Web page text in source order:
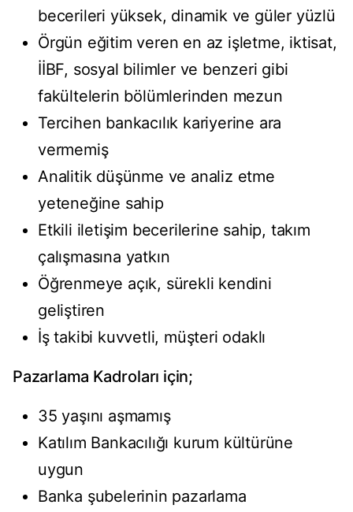
becerileri yüksek, dinamik ve güler yüzlü
Örgün eğitim veren en az işletme, iktisat,
İİBF, sosyal bilimler ve benzeri gibi
fakültelerin bölümlerinden mezun
Tercihen bankacılık kariyerine ara
vermemiş
Analitik düşünme ve analiz etme
yeteneğine sahip
Etkili iletişim becerilerine sahip, takım
çalışmasına yatkın
Öğrenmeye açık, sürekli kendini
geliştiren
İş takibi kuvvetli, müşteri odaklı
Pazarlama Kadroları için;
35 yaşını aşmamış
Katılım Bankacılığı kurum kültürüne
uygun
Banka şubelerinin pazarlama